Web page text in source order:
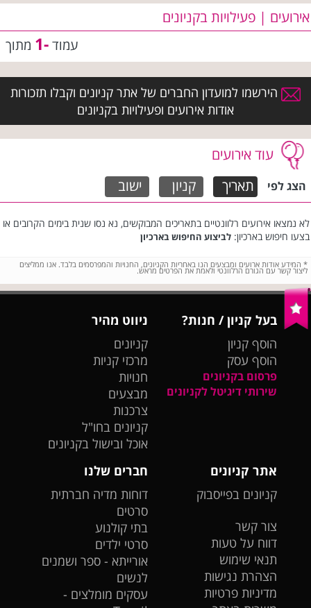
אירועים | פעילויות בקניונים
עמוד-1 מתוך
הירשמו למועדון החברים של אתר קניונים וקבלו תזכורות
אודות אירועים ופעילויות בקניונים
עוד אירועים
הצג לפי תאריך קניון ישוב
לא נמצאו אירועים רלוונטיים בתאריכים המבוקשים, נא נסו שנית בימים הקרובים או
בצעו חיפוש בארכיון: לביצוע החיפוש בארכיון
* המידע אודות ארועים ומבצעים הנו באחריות הקניונים, החנויות והמפרסמים בלבד. אנו ממליצים
ליצור קשר עם הגורם הרלוונטי ולאמת את הפרטים מראש.
בעל קניון / חנות?
הוסף קניון
הוסף עסק
פרסום בקניונים
שירותי דיגיטל לקניונים
ניווט מהיר
קניונים
מרכזי קניות
חנויות
מבצעים
צרכנות
קניונים בחו"ל
אוכל ובישול בקניונים
אתר קניונים
קניונים בפייסבוק
צור קשר
דווח על טעות
תנאי שימוש
הצהרת נגישות
מדיניות פרטיות
חברים שלנו
דוחות מדיה חברתית
סרטים
בתי קולנוע
סרטי ילדים
אורייתא - ספר ושמנים
לנשים
עסקים מומלצים -